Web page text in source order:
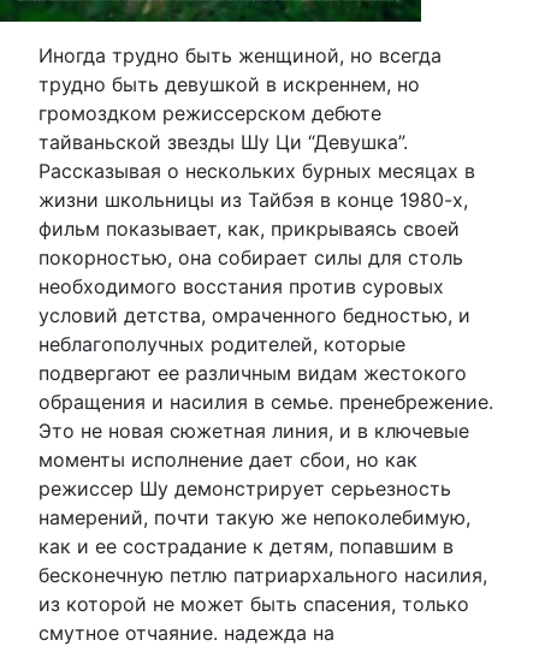
Иногда трудно быть женщиной, но всегда
трудно быть девушкой в искреннем, но
громоздком режиссерском дебюте
тайваньской звезды Шу Ци “Девушка”.
Рассказывая о нескольких бурных месяцах в
жизни школьницы из Тайбэя в конце 1980-х,
фильм показывает, как, прикрываясь своей
покорностью, она собирает силы для столь
необходимого восстания против суровых
условий детства, омраченного бедностью, и
неблагополучных родителей, которые
подвергают ее различным видам жестокого
обращения и насилия в семье. пренебрежение.
Это не новая сюжетная линия, и в ключевые
моменты исполнение дает сбои, но как
режиссер Шу демонстрирует серьезность
намерений, почти такую же непоколебимую,
как и ее сострадание к детям, попавшим в
бесконечную петлю патриархального насилия,
из которой не может быть спасения, только
смутное отчаяние. надежда на